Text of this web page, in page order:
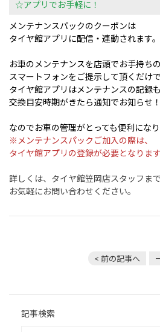
☆アプリでお手軽に！
メンテナンスパックのクーポンは
タイヤ館アプリに配信・連動されます。
お車のメンテナンスを店頭でお手持ちの
スマートフォンをご提示して頂くだけ
タイヤ館アプリはメンテナンスの記録も
交換目安時期がきたら通知でお知らせ！
なのでお車の管理がとっても便利になり
※メンテナンスパックご加入の際は、
タイヤ館アプリの登録が必要となります
詳しくは、タイヤ館笠岡店スタッフまで
お気軽にお問い合わせください。
< 前の記事へ
記事検索